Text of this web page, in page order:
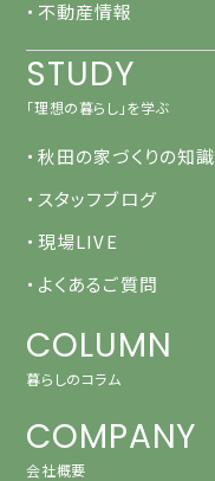
・不動産情報
STUDY
「理想の暮らし」を学ぶ
・秋田の家づくりの知識
・スタッフブログ
・現場LIVE
・よくあるご質問
COLUMN
暮らしのコラム
COMPANY
会社概要